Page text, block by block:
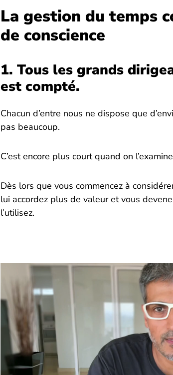
La gestion du temps
de conscience
1. Tous les grands
est compté.
Chacun d’entre nous ne dispose que
pas beaucoup.
C’est encore plus court quand on
Dès lors que vous commencez à
lui accordez plus de valeur et vous
l’utilisez.